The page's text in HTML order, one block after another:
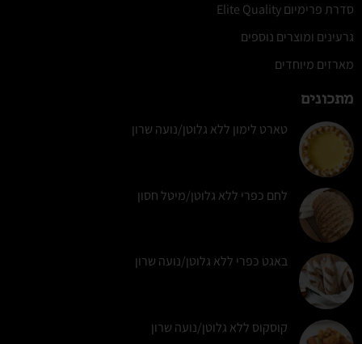
סדרת פרימיום Elite Quality
גרעינים ומוצרים נוספים
מארזים מיוחדים
מתכונים
טארט לימון ללא גלוטן/נועה שרון
לחם כפרי ללא גלוטן/מיטל חסון
באגט כפרי ללא גלוטן/נועה שרון
קוסקוס ללא גלוטן/נועה שרון